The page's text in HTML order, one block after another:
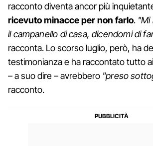
racconto diventa ancor più
ricevuto minacce per non farlo. "Mi
il campanello di casa, dicendomi di
racconta. Lo scorso luglio, però, ha
testimonianza e ha raccontato tutto
– a suo dire – avrebbero "preso
racconto.